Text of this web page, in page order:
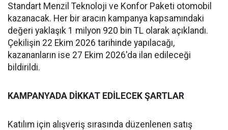
Standart Menzil Teknoloji ve Konfor Paketi otomobil
kazanacak. Her bir aracın kampanya kapsamındaki
değeri yaklaşık 1 milyon 920 bin TL olarak açıklandı.
Çekilişin 22 Ekim 2026 tarihinde yapılacağı,
kazananların ise 27 Ekim 2026'da ilan edileceği
bildirildi.
KAMPANYADA DİKKAT EDİLECEK ŞARTLAR
Katılım için alışveriş sırasında düzenlenen satış